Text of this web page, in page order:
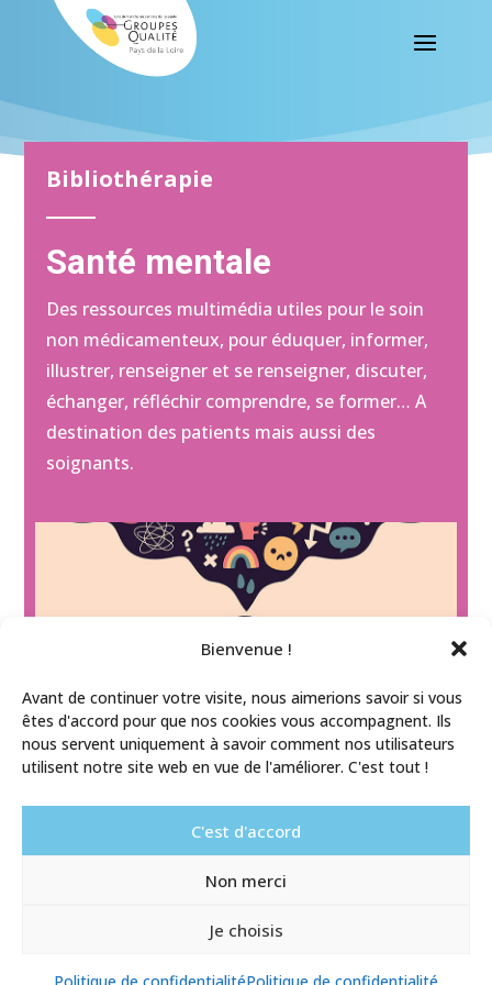
Bienvenue !
Avant de continuer votre visite, nous aimerions savoir si vous
êtes d'accord pour que nos cookies vous accompagnent. Ils
nous servent uniquement à savoir comment nos utilisateurs
utilisent notre site web en vue de l'améliorer. C'est tout !
C'est d'accord
Non merci
Je choisis
Bibliothérapie
Santé mentale
Des ressources multimédia utiles pour le soin
non médicamenteux, pour éduquer, informer,
illustrer, renseigner et se renseigner, discuter,
échanger, réfléchir comprendre, se former… A
destination des patients mais aussi des
soignants.
Aucune ressource n'a encore été publiée dans cette